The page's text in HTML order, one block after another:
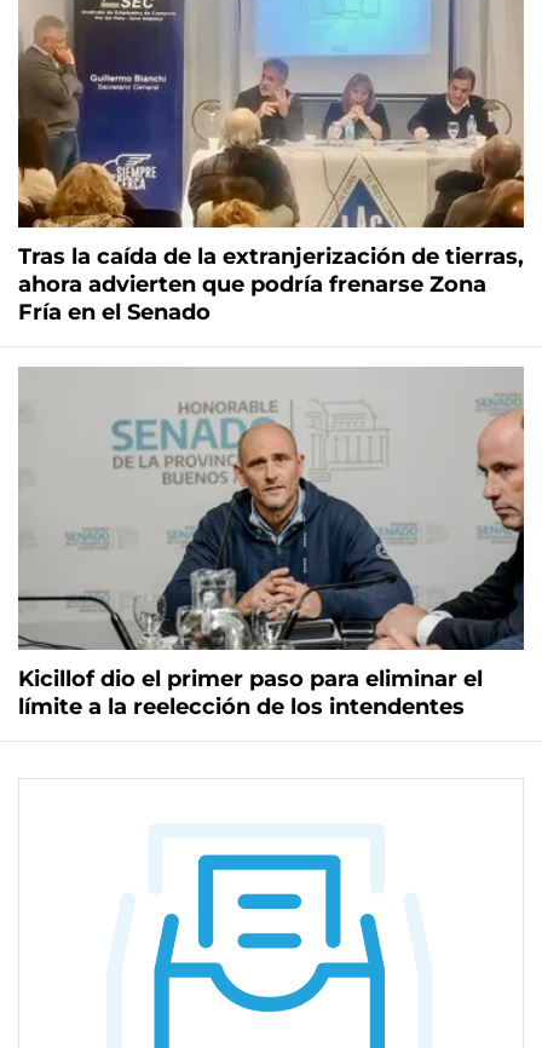
Tras la caída de la extranjerización de tierras,
ahora advierten que podría frenarse Zona
Fría en el Senado
Kicillof dio el primer paso para eliminar el
límite a la reelección de los intendentes